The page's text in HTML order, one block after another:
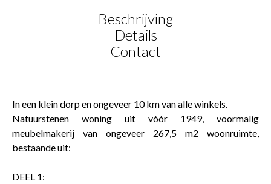
Beschrijving
Details
Contact
In een klein dorp en ongeveer 10 km van alle winkels.
Natuurstenen woning uit vóór 1949, voormalig
meubelmakerij van ongeveer 267,5 m2 woonruimte,
bestaande uit:
DEEL 1: